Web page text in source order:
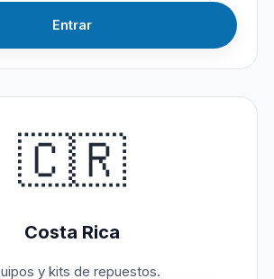
Entrar
🇨🇷
Costa Rica
y kits de repuestos.